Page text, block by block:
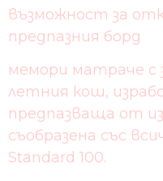
възможност за
предпазния борд
мемори матраче с
летния кош,
предпазваща от
съобразена със
Standard 100.